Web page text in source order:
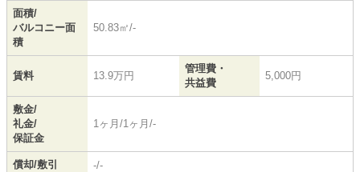
面積/
バルコニー面
積
50.83㎡/-
賃料 13.9万円
管理費・
共益費
5,000円
敷金/
礼金/
保証金
1ヶ月/1ヶ月/-
償却/敷引 -/-